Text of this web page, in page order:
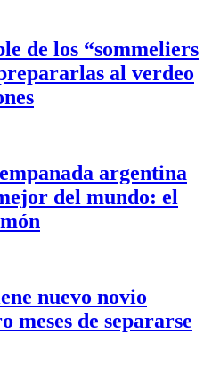
de los “sommeliers
al verdeo
argentina
del mundo: el
nuevo novio
meses de separarse